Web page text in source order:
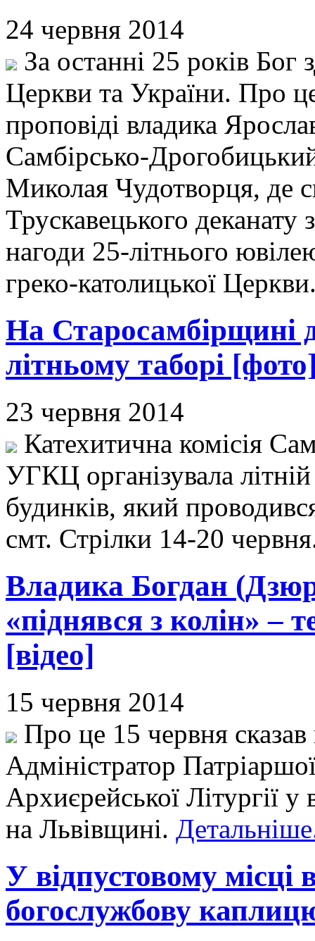
24 червня 2014
За останні 25 років Бог
Церкви та України. Про
проповіді владика
Самбірсько-
Миколая Чудотворця, де
Трускавецького деканату
нагоди 25-літнього
греко-католицької
На Старосамбірщині
літньому таборі
23 червня 2014
Катехитична комісія
УГКЦ організувала
будинків, який
смт. Стрілки 14-20
Владика Богдан
«піднявся з колін» –
[відео]
15 червня 2014
Про це 15 червня
Адміністратор
Архиєрейської Літургії
на Львівщині.
У відпустовому
богослужбову